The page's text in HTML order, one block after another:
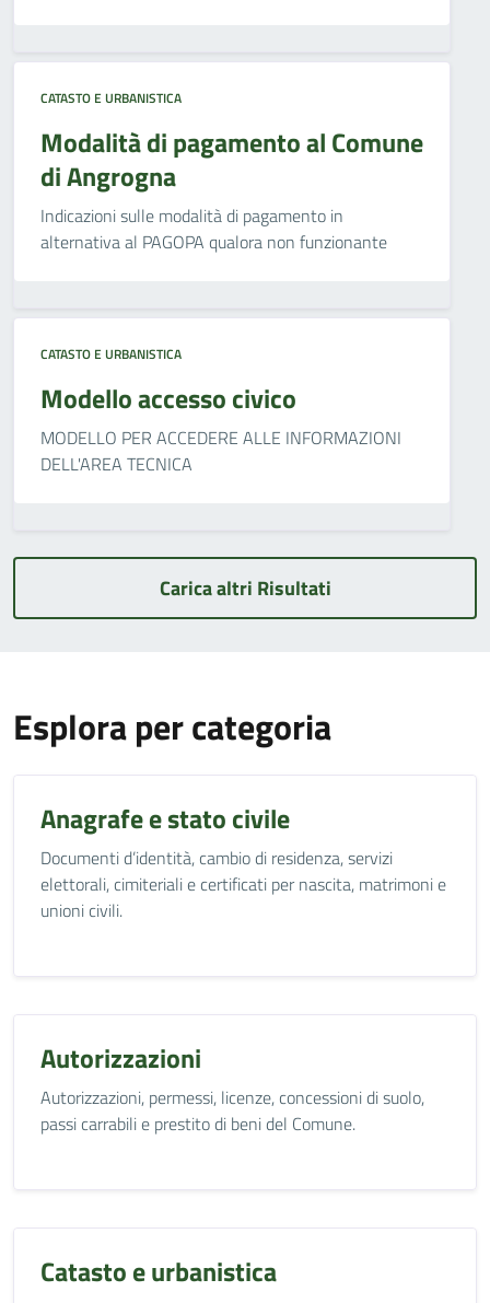
CATASTO E URBANISTICA
Modalità di pagamento al Comune
di Angrogna
Indicazioni sulle modalità di pagamento in
alternativa al PAGOPA qualora non funzionante
CATASTO E URBANISTICA
Modello accesso civico
MODELLO PER ACCEDERE ALLE INFORMAZIONI
DELL'AREA TECNICA
Carica altri Risultati
Esplora per categoria
Anagrafe e stato civile
Documenti d’identità, cambio di residenza, servizi
elettorali, cimiteriali e certificati per nascita, matrimoni e
unioni civili.
Autorizzazioni
Autorizzazioni, permessi, licenze, concessioni di suolo,
passi carrabili e prestito di beni del Comune.
Catasto e urbanistica